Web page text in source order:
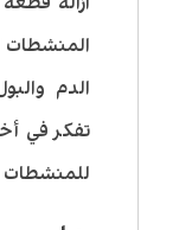
المنشطات
تفكر في
للمنشطات